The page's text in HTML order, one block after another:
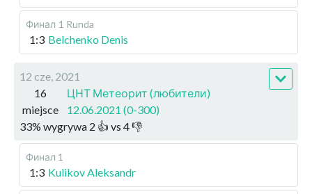
Финал 1 Runda
1:3 Belchenko Denis
12 cze, 2021
16
miejsce
ЦНТ Метеорит (любители)
12.06.2021 (0-300)
33% wygrywa 2 👍 vs 4👎
Финал 1
1:3 Kulikov Aleksandr